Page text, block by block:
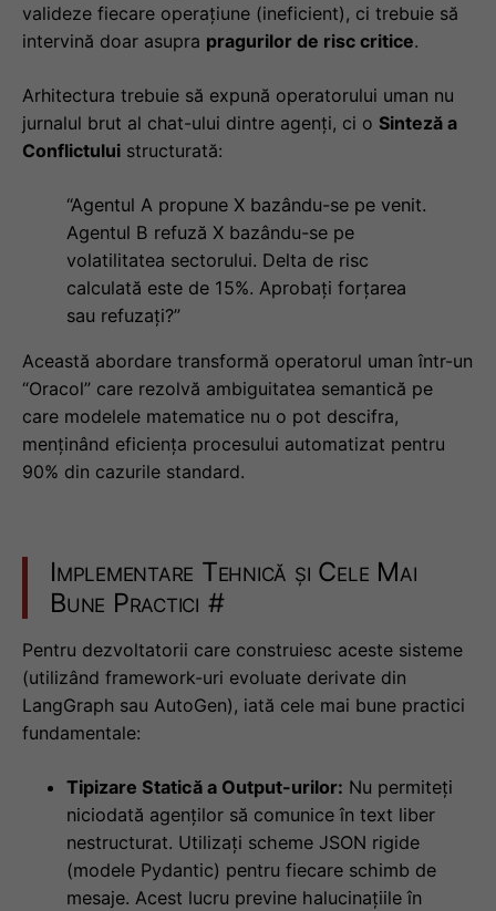
valideze fiecare operațiune (ineficient), ci trebuie să
intervină doar asupra pragurilor de risc critice.
Arhitectura trebuie să expună operatorului uman nu
jurnalul brut al chat-ului dintre agenți, ci o Sinteză a
Conflictului structurată:
“Agentul A propune X bazându-se pe venit.
Agentul B refuză X bazându-se pe
volatilitatea sectorului. Delta de risc
calculată este de 15%. Aprobați forțarea
sau refuzați?”
Această abordare transformă operatorul uman într-un
“Oracol” care rezolvă ambiguitatea semantică pe
care modelele matematice nu o pot descifra,
menținând eficiența procesului automatizat pentru
90% din cazurile standard.
Implementare Tehnică și Cele Mai
Bune Practici #
Pentru dezvoltatorii care construiesc aceste sisteme
(utilizând framework-uri evoluate derivate din
LangGraph sau AutoGen), iată cele mai bune practici
fundamentale:
Tipizare Statică a Output-urilor: Nu permiteți
niciodată agenților să comunice în text liber
nestructurat. Utilizați scheme JSON rigide
(modele Pydantic) pentru fiecare schimb de
mesaje. Acest lucru previne halucinațiile în